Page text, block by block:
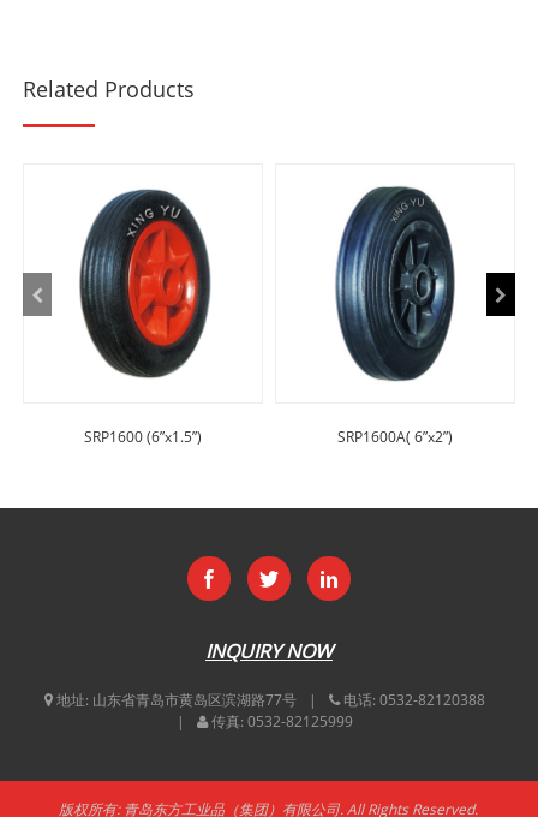
Related Products
SRP1600 (6”x1.5”) SRP1600A( 6”x2”)
INQUIRY NOW
地址: 山东省青岛市黄岛区滨湖路77号 电话: 0532-82120388
传真: 0532-82125999
版权所有: 青岛东方工业品（集团）有限公司. All Rights Reserved.